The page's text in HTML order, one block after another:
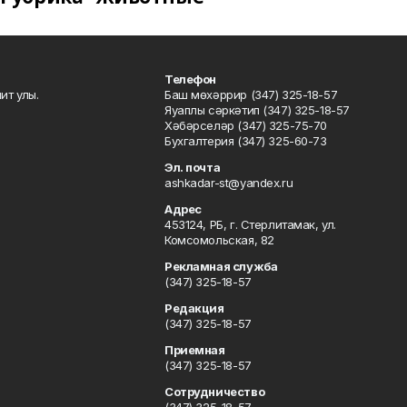
улы.
Телефон
Баш мөхәррир (347) 325-18-57
Яуаплы сәркәтип (347) 325-18-57
Хәбәрселәр (347) 325-75-70
Бухгалтерия (347) 325-60-73
Эл. почта
ashkadar-st@yandex.ru
Адрес
453124, РБ, г. Стерлитамак, ул.
Комсомольская, 82
Рекламная служба
(347) 325-18-57
Редакция
(347) 325-18-57
Приемная
(347) 325-18-57
Сотрудничество